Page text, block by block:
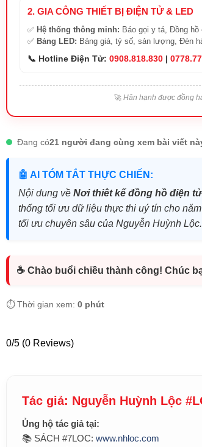
2. GIA CÔNG THIẾT BỊ ĐIỆN TỬ & LED
✅ Hệ thống thông minh: Báo gọi y tá, Đồng hồ
✅ Bảng LED: Bảng giá, tỷ số, sản lượng, Đèn
📞 Hotline Điện Tử: 0908.818.830 |
🚀 Hân hạnh được đồng
Đang có21 người đang cùng xem bài viết
🤖 AI TÓM TẮT THỰC CHIẾN:
Nội dung về Nơi thiêt kế đồng hồ điện
thống tối ưu dữ liệu thực thi uý tín cho
tối ưu chuyên sâu của Nguyễn Huỳnh Lộc.
☕ Chào buổi chiều thành công! Chúc
⏱️ Thời gian xem: 0 phút
0/5 (0 Reviews)
Tác giả: Nguyễn Huỳnh Lộc
Ủng hộ tác giả tại:
📚 SÁCH #7LOC: www.nhloc.com